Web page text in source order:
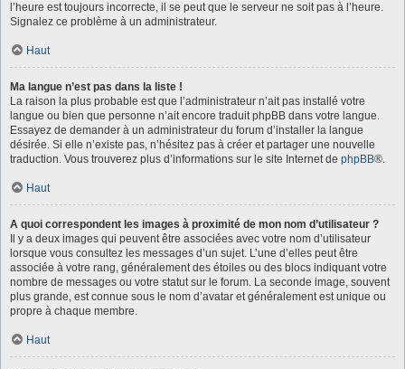
l’heure est toujours incorrecte, il se peut que le serveur ne soit pas à l’heure.
Signalez ce problème à un administrateur.
Haut
Ma langue n’est pas dans la liste !
La raison la plus probable est que l’administrateur n’ait pas installé votre
langue ou bien que personne n’ait encore traduit phpBB dans votre langue.
Essayez de demander à un administrateur du forum d’installer la langue
désirée. Si elle n’existe pas, n’hésitez pas à créer et partager une nouvelle
traduction. Vous trouverez plus d’informations sur le site Internet de phpBB®.
Haut
A quoi correspondent les images à proximité de mon nom d’utilisateur ?
Il y a deux images qui peuvent être associées avec votre nom d’utilisateur
lorsque vous consultez les messages d’un sujet. L’une d’elles peut être
associée à votre rang, généralement des étoiles ou des blocs indiquant votre
nombre de messages ou votre statut sur le forum. La seconde image, souvent
plus grande, est connue sous le nom d’avatar et généralement est unique ou
propre à chaque membre.
Haut